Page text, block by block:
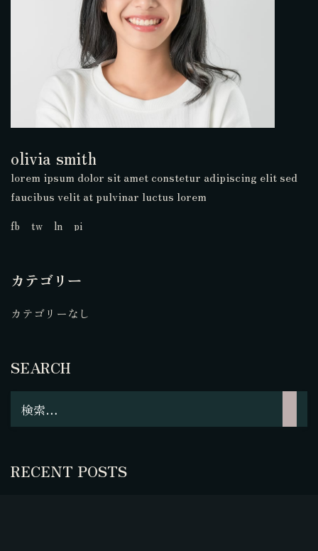
olivia smith
lorem ipsum dolor sit amet constetur adipiscing elit sed
faucibus velit at pulvinar luctus lorem
fb tw ln pi
カテゴリー
カテゴリーなし
SEARCH
RECENT POSTS